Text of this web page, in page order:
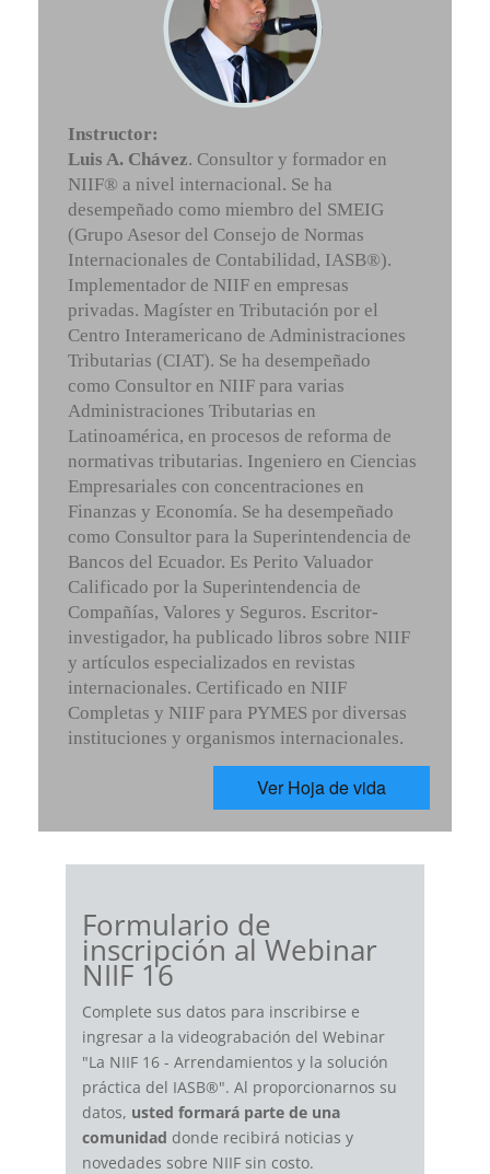
Instructor:
Luis A. Chávez. Consultor y formador en
NIIF® a nivel internacional. Se ha
desempeñado como miembro del SMEIG
(Grupo Asesor del Consejo de Normas
Internacionales de Contabilidad, IASB®).
Implementador de NIIF en empresas
privadas. Magíster en Tributación por el
Centro Interamericano de Administraciones
Tributarias (CIAT). Se ha desempeñado
como Consultor en NIIF para varias
Administraciones Tributarias en
Latinoamérica, en procesos de reforma de
normativas tributarias. Ingeniero en Ciencias
Empresariales con concentraciones en
Finanzas y Economía. Se ha desempeñado
como Consultor para la Superintendencia de
Bancos del Ecuador. Es Perito Valuador
Calificado por la Superintendencia de
Compañías, Valores y Seguros. Escritor-
investigador, ha publicado libros sobre NIIF
y artículos especializados en revistas
internacionales. Certificado en NIIF
Completas y NIIF para PYMES por diversas
instituciones y organismos internacionales.
Ver Hoja de vida
Formulario de
inscripción al Webinar
NIIF 16
Complete sus datos para inscribirse e
ingresar a la videograbación del Webinar
"La NIIF 16 - Arrendamientos y la solución
práctica del IASB®". Al proporcionarnos su
datos, usted formará parte de una
comunidad donde recibirá noticias y
novedades sobre NIIF sin costo.